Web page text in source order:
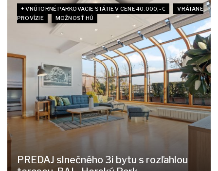
+ VNÚTORNÉ PARKOVACIE STÁTIE V CENE 40.000,- €
VRÁTANE
PROVÍZIE
MOŽNOSŤ HÚ
PREDAJ slnečného 3i bytu s rozľahlou